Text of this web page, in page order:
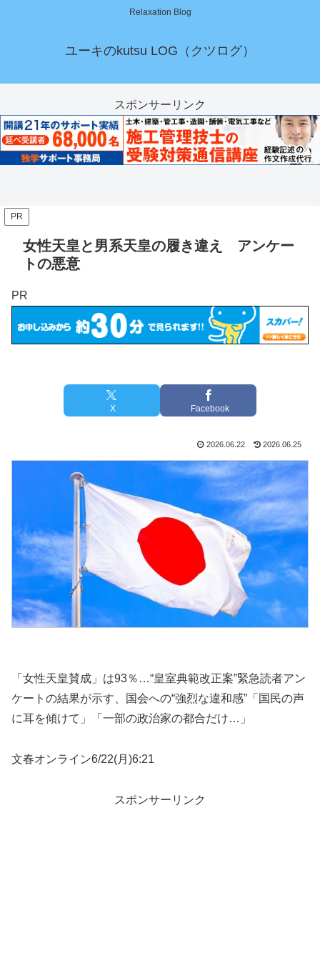
Relaxation Blog
ユーキのkutsu LOG（クツログ）
スポンサーリンク
PR
女性天皇と男系天皇の履き違え アンケー
トの悪意
PR
X Facebook
2026.06.22 2026.06.25
「女性天皇賛成」は93％…“皇室典範改正案”緊急読者アン
ケートの結果が示す、国会への“強烈な違和感”「国民の声
に耳を傾けて」「一部の政治家の都合だけ…」
文春オンライン6/22(月)6:21
スポンサーリンク